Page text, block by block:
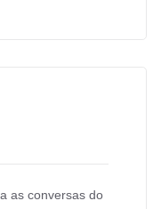
as conversas do